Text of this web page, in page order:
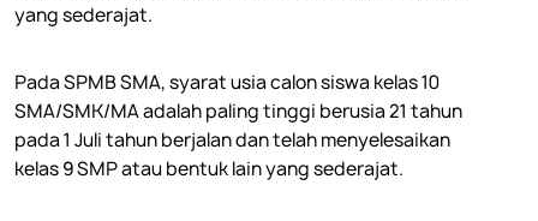
yang sederajat.
Pada SPMB SMA, syarat usia calon siswa kelas 10
SMA/SMK/MA adalah paling tinggi berusia 21 tahun
pada 1 Juli tahun berjalan dan telah menyelesaikan
kelas 9 SMP atau bentuk lain yang sederajat.